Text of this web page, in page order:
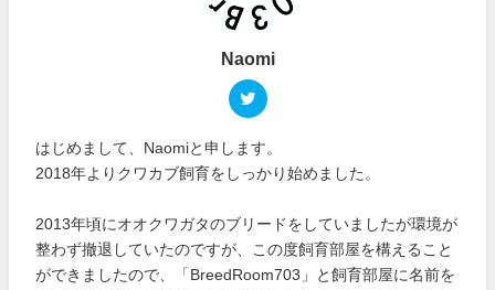
Naomi
はじめまして、Naomiと申します。
2018年よりクワカブ飼育をしっかり始めました。
2013年頃にオオクワガタのブリードをしていましたが環境が
整わず撤退していたのですが、この度飼育部屋を構えること
ができましたので、「BreedRoom703」と飼育部屋に名前を